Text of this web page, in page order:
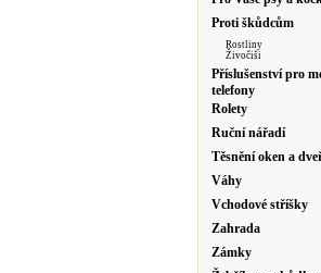
Proti škůdcům
Rostliny
Živočiši
Příslušenství pro
telefony
Rolety
Ruční nářadí
Těsnění oken a
Váhy
Vchodové stříšky
Zahrada
Zámky